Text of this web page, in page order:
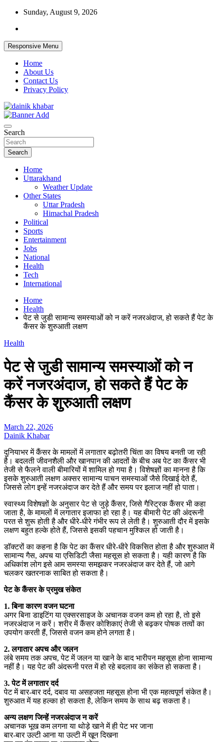
Skip
content
Sunday, August 9, 2026
Responsive Menu
Home
About Us
Contact Us
Privacy Policy
Dainikkhabar.in – Uttarakhand Daily
Hindi News Website
Search
Search
Home
Uttarakhand
Weather Update
Other States
Uttar Pradesh
Himachal Pradesh
Political
Sports
Entertainment
Jobs
National
Health
Tech
International
Home
Health
पेट से जुडी सामान्य समस्याओं को न करें नजरअंदाज, हो सकते हैं पेट के
कैंसर के शुरुआती लक्षण
Health
पेट से जुडी सामान्य समस्याओं को न
करें नजरअंदाज, हो सकते हैं पेट के
कैंसर के शुरुआती लक्षण
March 22, 2026
Dainik Khabar
दुनियाभर में कैंसर के मामलों में लगातार बढ़ोतरी चिंता का विषय बनती जा रही
है। बदलती जीवनशैली और खानपान की आदतों के बीच अब पेट का कैंसर भी
तेजी से फैलने वाली बीमारियों में शामिल हो गया है। विशेषज्ञों का मानना है कि
इसके शुरुआती लक्षण अक्सर सामान्य पाचन समस्याओं जैसे दिखाई देते हैं,
जिससे लोग इन्हें नजरअंदाज कर देते हैं और समय पर इलाज नहीं हो पाता।
स्वास्थ्य विशेषज्ञों के अनुसार पेट से जुड़े कैंसर, जिसे गैस्ट्रिक कैंसर भी कहा
जाता है, के मामलों में लगातार इजाफा हो रहा है। यह बीमारी पेट की अंदरूनी
परत से शुरू होती है और धीरे-धीरे गंभीर रूप ले लेती है। शुरुआती दौर में इसके
लक्षण बहुत हल्के होते हैं, जिससे इसकी पहचान मुश्किल हो जाती है।
डॉक्टरों का कहना है कि पेट का कैंसर धीरे-धीरे विकसित होता है और शुरुआत में
सामान्य गैस, अपच या एसिडिटी जैसा महसूस हो सकता है। यही कारण है कि
अधिकांश लोग इसे आम समस्या समझकर नजरअंदाज कर देते हैं, जो आगे
चलकर खतरनाक साबित हो सकता है।
पेट के कैंसर के प्रमुख संकेत
1. बिना कारण वजन घटना
अगर बिना डाइटिंग या एक्सरसाइज के अचानक वजन कम हो रहा है, तो इसे
नजरअंदाज न करें। शरीर में कैंसर कोशिकाएं तेजी से बढ़कर पोषक तत्वों का
उपयोग करती हैं, जिससे वजन कम होने लगता है।
2. लगातार अपच और जलन
लंबे समय तक अपच, पेट में जलन या खाने के बाद भारीपन महसूस होना सामान्य
नहीं है। यह पेट की अंदरूनी परत में हो रहे बदलाव का संकेत हो सकता है।
3. पेट में लगातार दर्द
पेट में बार-बार दर्द, दबाव या असहजता महसूस होना भी एक महत्वपूर्ण संकेत है।
शुरुआत में यह हल्का हो सकता है, लेकिन समय के साथ बढ़ सकता है।
अन्य लक्षण जिन्हें नजरअंदाज न करें
अचानक भूख कम लगना या थोड़े खाने में ही पेट भर जाना
बार-बार उल्टी आना या उल्टी में खून दिखना